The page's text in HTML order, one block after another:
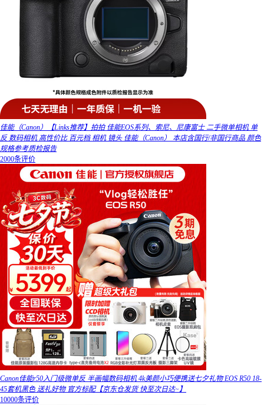
佳能（Canon）【Links推荐】拍拍 佳能EOS系列、索尼、尼康富士 二手微单相机 单
反 数码相机 高性价比 百元档 相机 镜头 佳能（Canon） 本店含国行/非国行商品 颜色
规格参考质检报告
2000条评价
Canon佳能r50入门级微单反 半画幅数码相机 4k美颜小巧便携送七夕礼物 EOS R50 18-
45套机黑色 送礼好物 官方标配【京东仓发货 快至次日达~】
10000条评价